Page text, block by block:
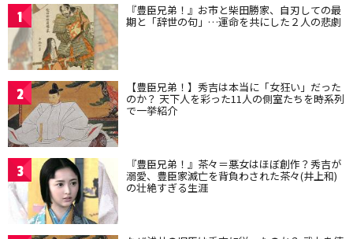
1 『豊臣兄弟！』お市と柴田勝家、自刃しての最
期と「辞世の句」…運命を共にした２人の悲劇
2 【豊臣兄弟！】秀吉は本当に「女狂い」だった
のか？ 天下人を彩った11人の側室たちを時系列
で一挙紹介
3 『豊臣兄弟！』茶々＝悪女はほぼ創作？秀吉が
溺愛、豊臣家滅亡を背負わされた茶々(井上和)
の壮絶すぎる生涯